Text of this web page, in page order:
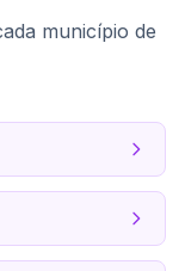
município de